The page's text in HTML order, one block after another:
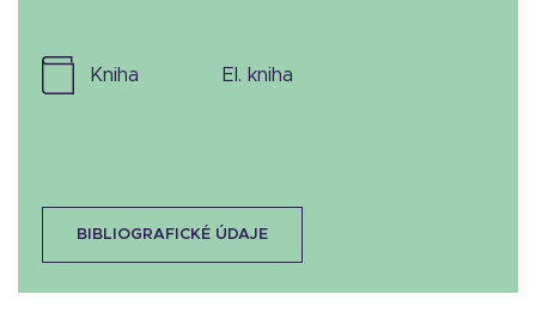
kniha el. kniha
BIBLIOGRAFICKÉ ÚDAJE